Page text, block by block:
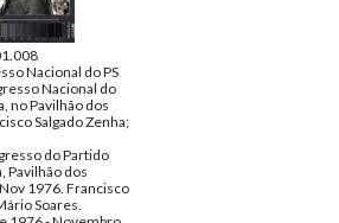
Nacional do PS
Nacional do
no Pavilhão dos
Salgado Zenha;
do Partido
Pavilhão dos
1976. Francisco
Soares.